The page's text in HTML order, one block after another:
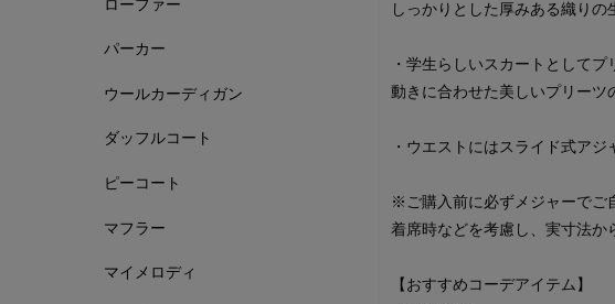
ローファー
パーカー
ウールカーディガン
ダッフルコート
ピーコート
マフラー
マイメロディ
しっかりとした厚みある織りの
・学生らしいスカートとして
動きに合わせた美しいプリーツ
・ウエストにはスライド式ア
※ご購入前に必ずメジャーでご
着席時などを考慮し、実寸法か
【おすすめコーデアイテム】